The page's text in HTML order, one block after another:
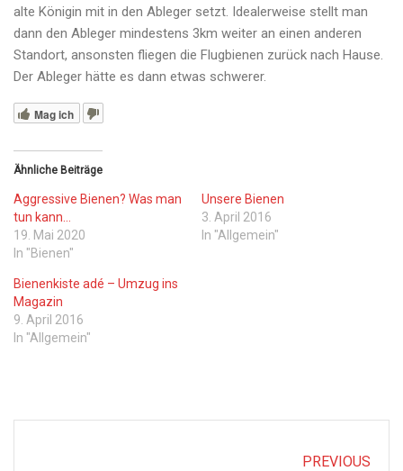
alte Königin mit in den Ableger setzt. Idealerweise stellt man
dann den Ableger mindestens 3km weiter an einen anderen
Standort, ansonsten fliegen die Flugbienen zurück nach Hause.
Der Ableger hätte es dann etwas schwerer.
Mag ich
Ähnliche Beiträge
Aggressive Bienen? Was man
tun kann…
19. Mai 2020
In "Bienen"
Unsere Bienen
3. April 2016
In "Allgemein"
Bienenkiste adé – Umzug ins
Magazin
9. April 2016
In "Allgemein"
PREVIOUS